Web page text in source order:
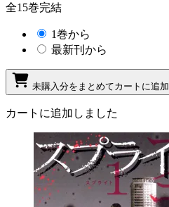
全15巻完結
1巻から
最新刊から
未購入分をまとめてカートに追加
カートに追加しました